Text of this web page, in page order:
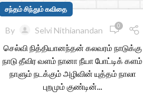
சந்தம் சிந்தும் கவிதை
By Selvi Nithianandan 0
செல்வி நித்தியானந்தன் கலவரம் நாடுக்கு
நாடு தீவிர வளம் நானா நீயா போட்டிக் களம்
நாளும் நடக்கும் அழிவின் யுத்தம் நாலா
புறமும் குண்டின்...